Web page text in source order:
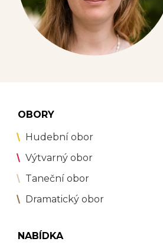
OBORY
Hudební obor
Výtvarný obor
Taneční obor
Dramatický obor
NABÍDKA